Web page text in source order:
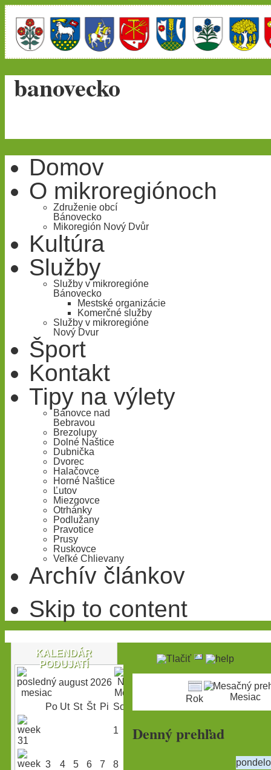
banovecko
Domov
O mikroregiónoch
Združenie obcí
Bánovecko
Mikoregión Nový Dvůr
Kultúra
Služby
Služby v mikroregióne
Bánovecko
Mestské organizácie
Komerčné služby
Služby v mikroregióne
Nový Dvur
Šport
Kontakt
Tipy na výlety
Bánovce nad
Bebravou
Brezolupy
Dolné Naštice
Dubnička
Dvorec
Halačovce
Horné Naštice
Ľutov
Miezgovce
Otrhánky
Podlužany
Pravotice
Prusy
Ruskovce
Veľké Chlievany
Archív článkov
Skip to content
Rok Mesiac
Denný prehľad
KALENDÁR
PODUJATÍ
august 2026
Po Ut St Št Pi So
1 2
3 4 5 6 7 8